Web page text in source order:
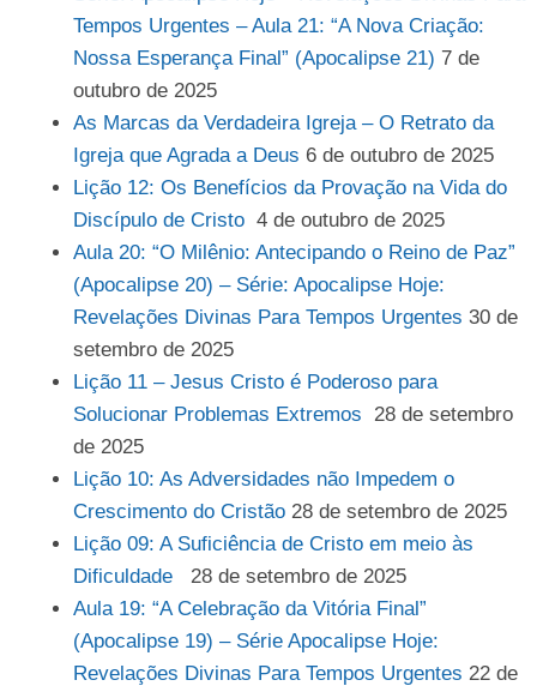
Tempos Urgentes – Aula 21: “A Nova Criação:
Nossa Esperança Final” (Apocalipse 21) 7 de
outubro de 2025
As Marcas da Verdadeira Igreja – O Retrato da
Igreja que Agrada a Deus 6 de outubro de 2025
Lição 12: Os Benefícios da Provação na Vida do
Discípulo de Cristo 4 de outubro de 2025
Aula 20: “O Milênio: Antecipando o Reino de Paz”
(Apocalipse 20) – Série: Apocalipse Hoje:
Revelações Divinas Para Tempos Urgentes 30 de
setembro de 2025
Lição 11 – Jesus Cristo é Poderoso para
Solucionar Problemas Extremos
28 de setembro
de 2025
Lição 10: As Adversidades não Impedem o
Crescimento do Cristão 28 de setembro de 2025
Lição 09: A Suficiência de Cristo em meio às
Dificuldade
28 de setembro de 2025
Aula 19: “A Celebração da Vitória Final”
(Apocalipse 19) – Série Apocalipse Hoje:
Revelações Divinas Para Tempos Urgentes 22 de